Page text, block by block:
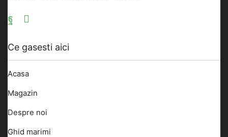
Facebook
Email
Ce gasesti aici
Acasa
Magazin
Despre noi
Ghid marimi